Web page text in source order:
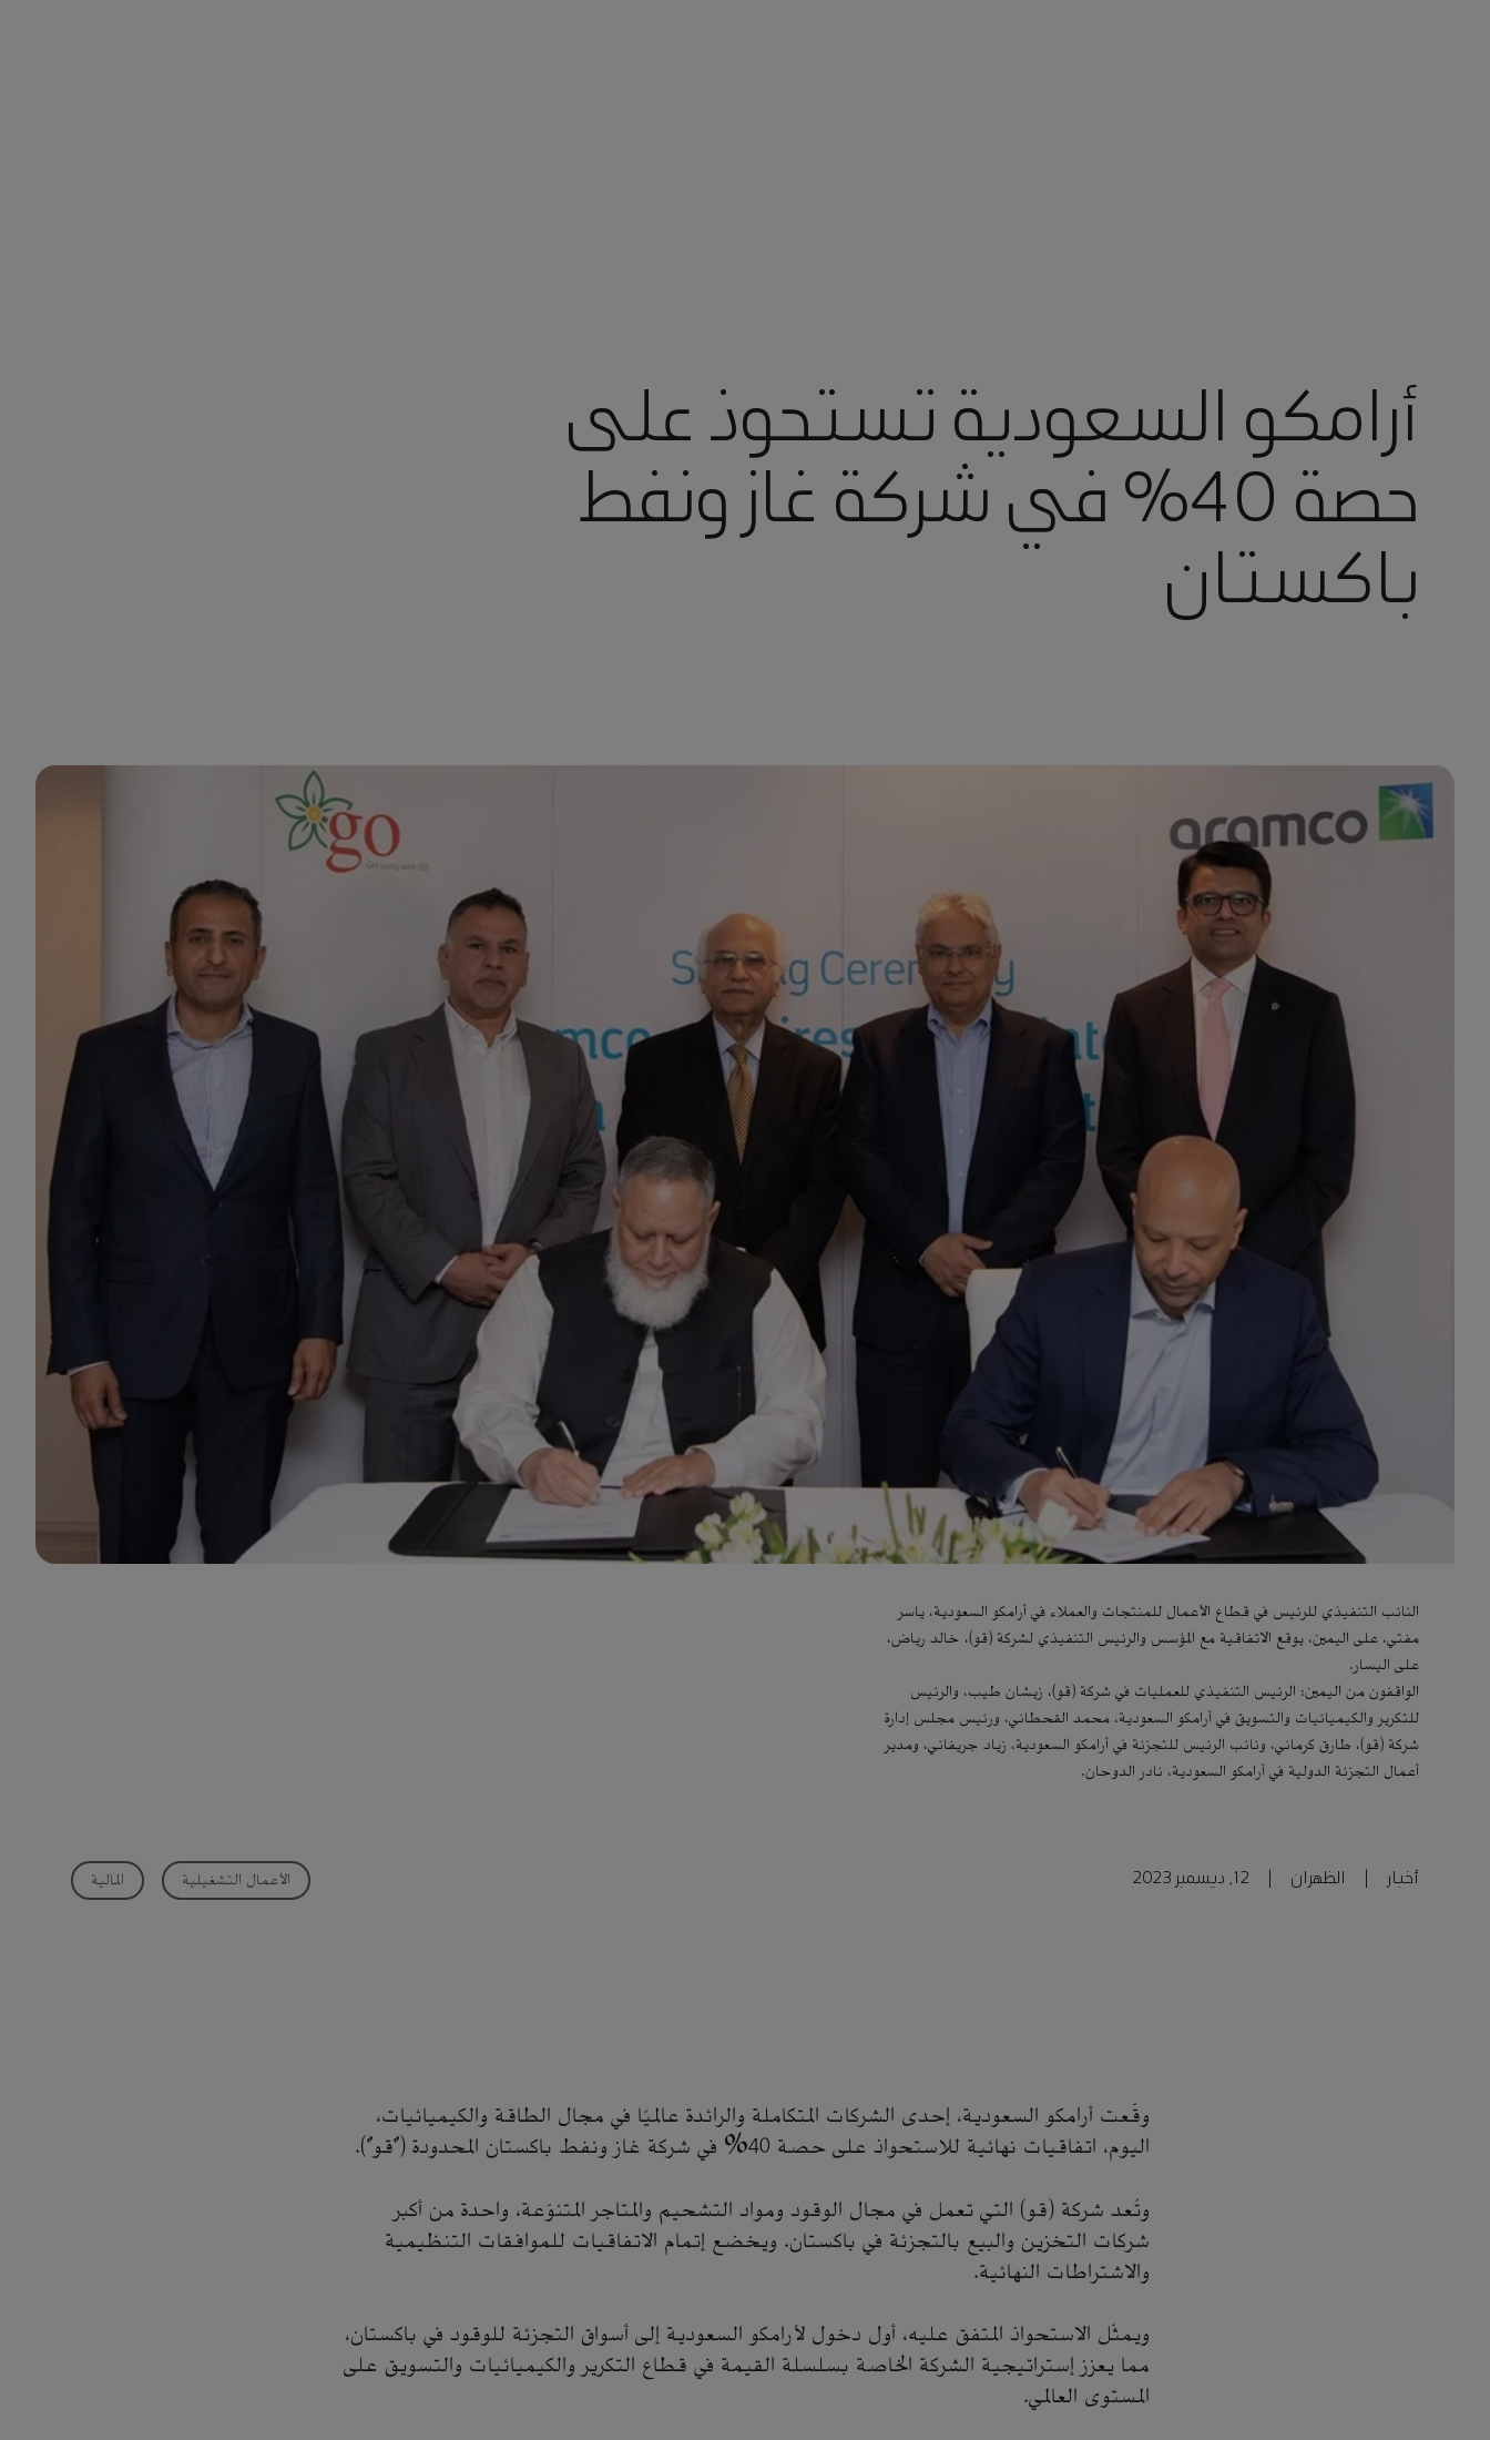
أرامكو السعودية تستحوذ على
حصة 40% في شركة غاز ونفط
باكستان
النائب التنفيذي للرئيس في قطاع الأعمال للمنتجات والعملاء في أرامكو السعودية، ياسر
مفتي، على اليمين، يوقع الاتفاقية مع المؤسس والرئيس التنفيذي لشركة (قو)، خالد رياض،
على اليسار.
الواقفون من اليمين: الرئيس التنفيذي للعمليات في شركة (قو)، زيشان طيب، والرئيس
للتكرير والكيميائيات والتسويق في أرامكو السعودية، محمد القحطاني، ورئيس مجلس إدارة
شركة (قو)، طارق كرماني، ونائب الرئيس للتجزئة في أرامكو السعودية، زياد جريفاني، ومدير
أعمال التجزئة الدولية في أرامكو السعودية، نادر الدوحان.
أخبار الظهران 12, ديسمبر 2023 الأعمال التشغيلية المالية
وقّعت أرامكو السعودية، إحدى الشركات المتكاملة والرائدة عالميًا في مجال الطاقة والكيميائيات،
اليوم، اتفاقيات نهائية للاستحواذ على حصة 40% في شركة غاز ونفط باكستان المحدودة ("قو").
وتُعد شركة (قو) التي تعمل في مجال الوقود ومواد التشحيم والمتاجر المتنوّعة، واحدة من أكبر
شركات التخزين والبيع بالتجزئة في باكستان. ويخضع إتمام الاتفاقيات للموافقات التنظيمية
والاشتراطات النهائية.
ويمثّل الاستحواذ المتفق عليه، أول دخول لأرامكو السعودية إلى أسواق التجزئة للوقود في باكستان،
مما يعزز إستراتيجية الشركة الخاصة بسلسلة القيمة في قطاع التكرير والكيميائيات والتسويق على
المستوى العالمي.